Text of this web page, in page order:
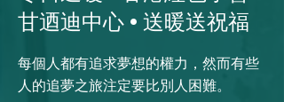
甘迺迪中心 • 送暖送祝福
每個人都有追求夢想的權力，然而有些
人的追夢之旅注定要比別人困難。